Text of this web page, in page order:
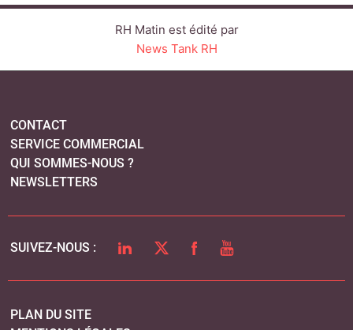
LINKEDINTWITTERFACEBOOK
MENTIONS LÉGALES
POLITIQUE DE CONFIDENTIALITÉ
COOKIES